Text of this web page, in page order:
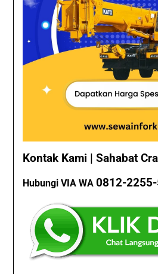
Kontak Kami | Sahabat
Hubungi VIA WA0812-